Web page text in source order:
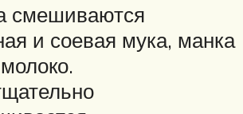
смешиваются
и соевая мука, манка